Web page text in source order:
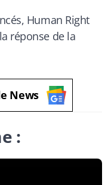
Human Right
réponse de la
News
: